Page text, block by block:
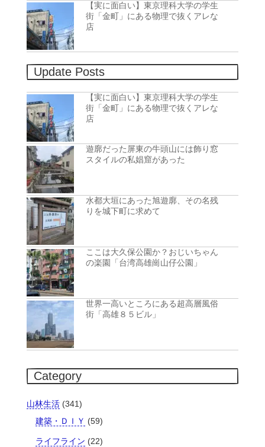
【実に面白い】東京理科大学の学生
街「金町」にある物理で抜くアレな
店
Update Posts
【実に面白い】東京理科大学の学生
街「金町」にある物理で抜くアレな
店
遊廓だった屏東の牛頭山には飾り窓
スタイルの私娼窟があった
水都大垣にあった旭遊廓、その名残
りを城下町に求めて
ここは大久保公園か？おじいちゃん
の楽園「台湾高雄崗山仔公園」
世界一高いところにある超高層風俗
街「高雄８５ビル」
Category
山林生活(341)
建築・ＤＩＹ (59)
ライフライン (22)